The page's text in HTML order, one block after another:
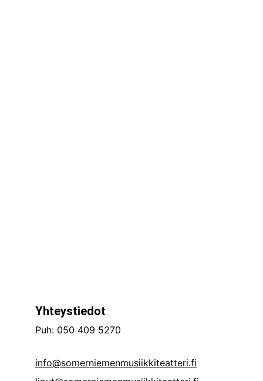
Yhteystiedot
Puh: 050 409 5270
info@somerniemenmusiikkiteatteri.fi